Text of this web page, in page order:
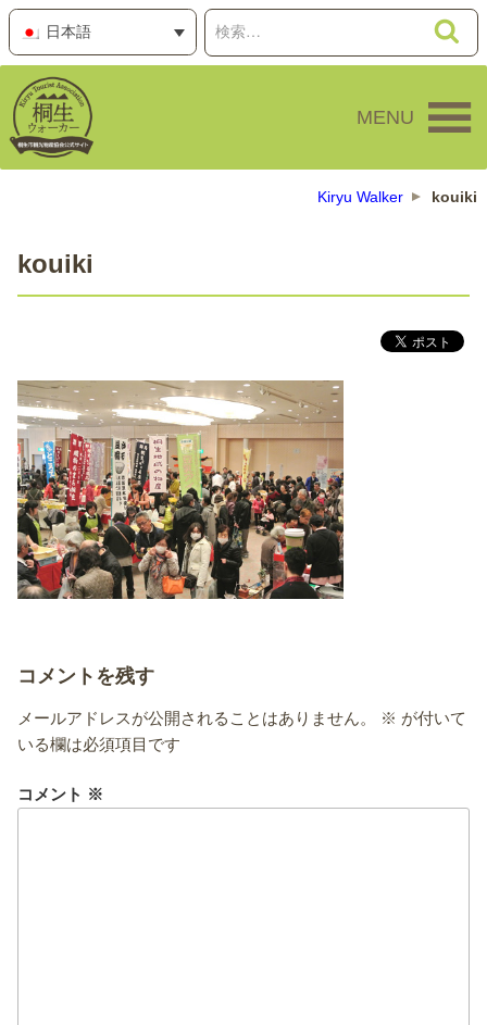
コ
テ
ツ
へ
ス
日本語
検
索:
MENU
Kiryu Walker kouiki
kouiki
コメントを残す
メールアドレスが公開されることはありません。 ※ が付いて
いる欄は必須項目です
コメント ※